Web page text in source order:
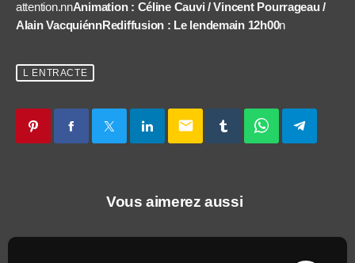
attention.nnAnimation : Céline Cauvi / Vincent Pourrageau /
Alain VacquiénnRediffusion : Le lendemain 12h00n
L ENTRACTE
email
Vous aimerez aussi